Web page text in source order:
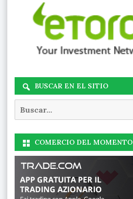
BUSCAR EN EL SITIO
COMERCIO DEL MOMENTO